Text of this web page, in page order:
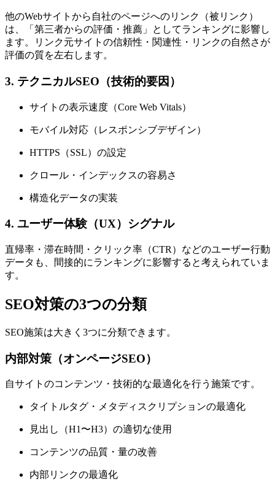
他のWebサイトから自社のページへのリンク（被リンク）
は、「第三者からの評価・推薦」としてランキングに影響し
ます。リンク元サイトの信頼性・関連性・リンクの自然さが
評価の質を左右します。
3. テクニカルSEO（技術的要因）
サイトの表示速度（Core Web Vitals）
モバイル対応（レスポンシブデザイン）
HTTPS（SSL）の設定
クロール・インデックスの容易さ
構造化データの実装
4. ユーザー体験（UX）シグナル
直帰率・滞在時間・クリック率（CTR）などのユーザー行動
データも、間接的にランキングに影響すると考えられていま
す。
SEO対策の3つの分類
SEO施策は大きく3つに分類できます。
内部対策（オンページSEO）
自サイトのコンテンツ・技術的な最適化を行う施策です。
タイトルタグ・メタディスクリプションの最適化
見出し（H1〜H3）の適切な使用
コンテンツの品質・量の改善
内部リンクの最適化